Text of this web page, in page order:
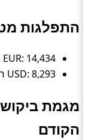
התפלגות
EUR: 14,434 רשומות (כ־64%).
USD: 8,293 רשומות (כ־36%).
מגמת
הקודם